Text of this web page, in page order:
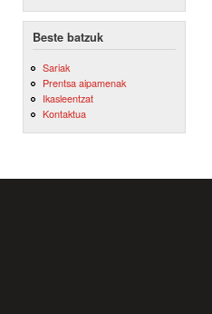
Beste batzuk
Sariak
Prentsa aipamenak
Ikasleentzat
Kontaktua